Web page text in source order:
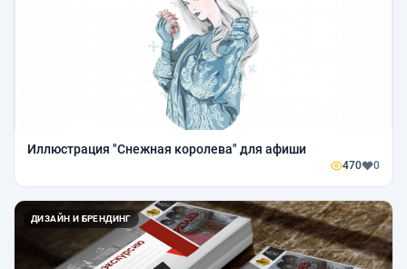
Иллюстрация "Снежная королева" для афиши
470 0
ДИЗАЙН И БРЕНДИНГ